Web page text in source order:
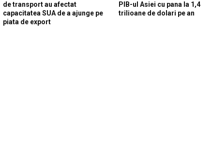
de transport au afectat
capacitatea SUA de a ajunge pe
piata de export
PIB-ul Asiei cu pana la 1,4
trilioane de dolari pe an